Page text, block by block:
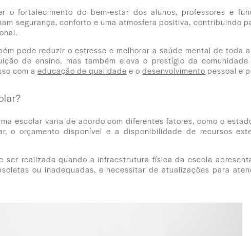
o fortalecimento do bem-estar dos alunos, professores e
segurança, conforto e uma atmosfera positiva, contribuindo
pode reduzir o estresse e melhorar a saúde mental de toda
de ensino, mas também eleva o prestígio da
com a educação de qualidade e o desenvolvimento pessoal e
escolar varia de acordo com diferentes fatores, como o
o orçamento disponível e a disponibilidade de recursos
ser realizada quando a infraestrutura física da escola
ou inadequadas, e necessitar de atualizações para